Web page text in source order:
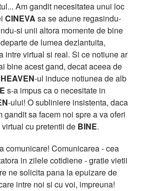
Am gandit necesitatea unui loc
CINEVA sa se adune regasindu-
si unii altora momente de bine
de lumea dezlantuita,
intre virtual si real. Si ce notiune ar
bine acest gand, decat aceea de
HEAVEN-ul induce notiunea de alb
s-a impus ca o necesitate in
-ului! O subliniere insistenta, daca
gandit sa facem noi spre a va oferi
cu pretentii de BINE.
comunicare! Comunicarea - cea
in zilele cotidiene - gratie vietii
ne solicita pana la epuizare de
intre noi si cu voi, impreuna!